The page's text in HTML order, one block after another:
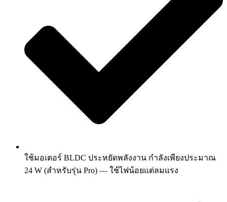
ใช้มอเตอร์ BLDC ประหยัดพลังงาน กำลังเพียงประมาณ
24 W (สำหรับรุ่น Pro) — ใช้ไฟน้อยแต่ลมแรง